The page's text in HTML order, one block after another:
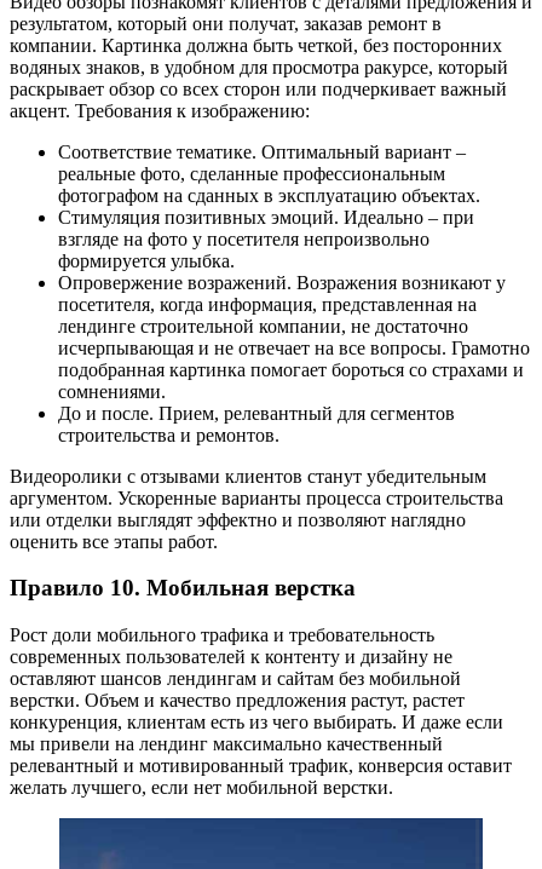
результатом, который они получат, заказав ремонт в
компании. Картинка должна быть четкой, без посторонних
водяных знаков, в удобном для просмотра ракурсе, который
раскрывает обзор со всех сторон или подчеркивает важный
акцент. Требования к изображению:
Соответствие тематике. Оптимальный вариант –
реальные фото, сделанные профессиональным
фотографом на сданных в эксплуатацию объектах.
Стимуляция позитивных эмоций. Идеально – при
взгляде на фото у посетителя непроизвольно
формируется улыбка.
Опровержение возражений. Возражения возникают у
посетителя, когда информация, представленная на
лендинге строительной компании, не достаточно
исчерпывающая и не отвечает на все вопросы. Грамотно
подобранная картинка помогает бороться со страхами и
сомнениями.
До и после. Прием, релевантный для сегментов
строительства и ремонтов.
Видеоролики с отзывами клиентов станут убедительным
аргументом. Ускоренные варианты процесса строительства
или отделки выглядят эффектно и позволяют наглядно
оценить все этапы работ.
Правило 10. Мобильная верстка
Рост доли мобильного трафика и требовательность
современных пользователей к контенту и дизайну не
оставляют шансов лендингам и сайтам без мобильной
верстки. Объем и качество предложения растут, растет
конкуренция, клиентам есть из чего выбирать. И даже если
мы привели на лендинг максимально качественный
релевантный и мотивированный трафик, конверсия оставит
желать лучшего, если нет мобильной верстки.